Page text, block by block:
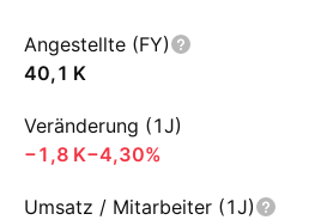
Angestellte (FY)
‪40,1 K‬
Veränderung (1J)
‪−1,8 K‬−4,30%
Umsatz / Mitarbeiter (1J)